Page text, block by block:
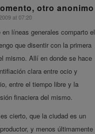
otro anonimo
at 07:20
en líneas generales comparto el
que disentir con la primera
mismo. Allí en donde se hace
clara entre ocio y
entre el tiempo libre y la
finaciera del mismo.
cierto, que la ciudad es un
y menos últimamente